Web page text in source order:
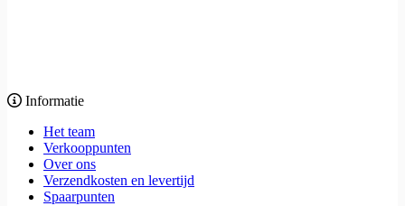
Informatie
Het team
Verkooppunten
Over ons
Verzendkosten en levertijd
Spaarpunten